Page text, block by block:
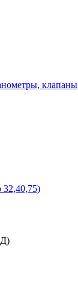
клапаны
32,40,75)